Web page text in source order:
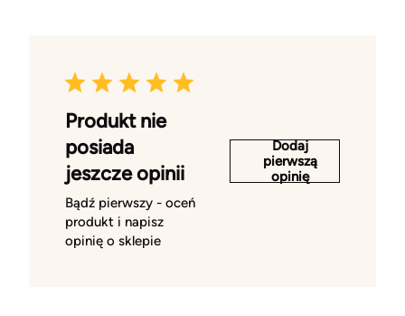
Produkt nie
posiada
jeszcze opinii
Bądź pierwszy - oceń
produkt i napisz
opinię o sklepie
Dodaj
pierwszą
opinię